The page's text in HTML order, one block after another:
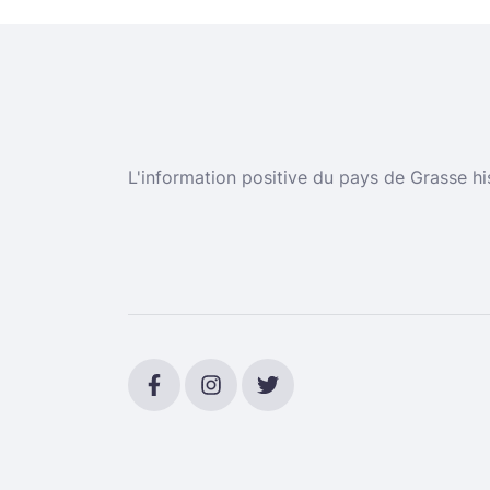
L'information positive du pays de Grasse